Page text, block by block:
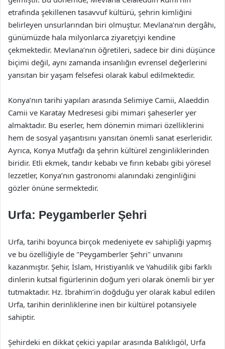
etrafında şekillenen tasavvuf kültürü, şehrin kimliğini
belirleyen unsurlarından biri olmuştur. Mevlana’nın dergâhı,
günümüzde hala milyonlarca ziyaretçiyi kendine
çekmektedir. Mevlana’nın öğretileri, sadece bir dini düşünce
biçimi değil, aynı zamanda insanlığın evrensel değerlerini
yansıtan bir yaşam felsefesi olarak kabul edilmektedir.
Konya’nın tarihi yapıları arasında Selimiye Camii, Alaeddin
Camii ve Karatay Medresesi gibi mimari şaheserler yer
almaktadır. Bu eserler, hem dönemin mimari özelliklerini
hem de sosyal yaşantısını yansıtan önemli sanat eserleridir.
Ayrıca, Konya Mutfağı da şehrin kültürel zenginliklerinden
biridir. Etli ekmek, tandır kebabı ve fırın kebabı gibi yöresel
lezzetler, Konya’nın gastronomi alanındaki zenginliğini
gözler önüne sermektedir.
Urfa: Peygamberler Şehri
Urfa, tarihi boyunca birçok medeniyete ev sahipliği yapmış
ve bu özelliğiyle de "Peygamberler Şehri" unvanını
kazanmıştır. Şehir, İslam, Hristiyanlık ve Yahudilik gibi farklı
dinlerin kutsal figürlerinin doğum yeri olarak önemli bir yer
tutmaktadır. Hz. İbrahim’in doğduğu yer olarak kabul edilen
Urfa, tarihin derinliklerine inen bir kültürel potansiyele
sahiptir.
Şehirdeki en dikkat çekici yapılar arasında Balıklıgöl, Urfa